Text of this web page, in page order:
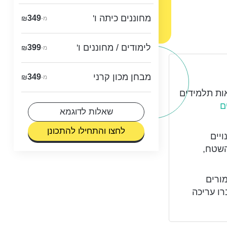
תלמידים
עריכה
מחוננים כיתה ו' מ-349
₪
לימודים / מחוננים ו' מ-399
₪
מבחן מכון קרני מ-349
₪
שאלות לדוגמא
לחצו והתחילו להתכונן